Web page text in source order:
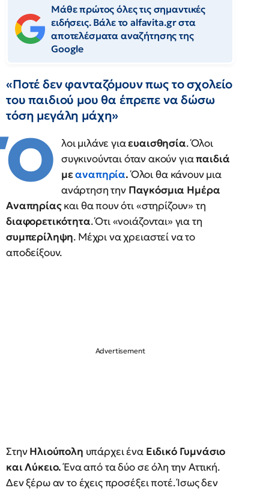
Μάθε πρώτος όλες τις σημαντικές
ειδήσεις. Βάλε το alfavita.gr στα
αποτελέσματα αναζήτησης της
Google
«Ποτέ δεν φανταζόμουν πως το σχολείο
του παιδιού μου θα έπρεπε να δώσω
τόση μεγάλη μάχη»
Ό λοι μιλάνε γιαευαισθησία. Όλοι
συγκινούνται όταν ακούν γιαπαιδιά
μεαναπηρία.Όλοι θα κάνουν μια
ανάρτηση την Παγκόσμια Ημέρα
Αναπηρίαςκαι θα πουν ότι «στηρίζουν» τη
διαφορετικότητα. Ότι «νοιάζονται» για τη
συμπερίληψη. Μέχρι να χρειαστεί να το
αποδείξουν.
ΣτηνΗλιούπολη υπάρχει ένα Ειδικό Γυμνάσιο
και Λύκειο.Ένα από τα δύο σε όλη την Αττική.
Δεν ξέρω αν το έχεις προσέξει ποτέ. Ίσως δεν